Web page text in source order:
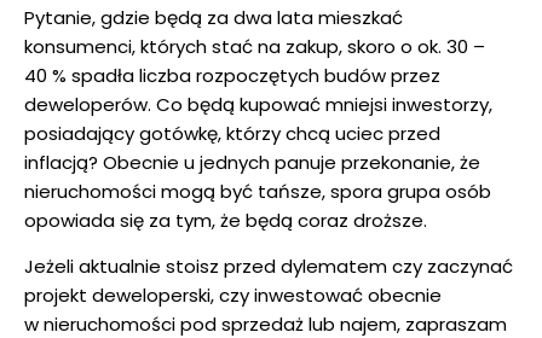
Pytanie, gdzie będą za dwa lata mieszkać
konsumenci, których stać na zakup, skoro o ok. 30 –
40 % spadła liczba rozpoczętych budów przez
deweloperów. Co będą kupować mniejsi inwestorzy,
posiadający gotówkę, którzy chcą uciec przed
inflacją? Obecnie u jednych panuje przekonanie, że
nieruchomości mogą być tańsze, spora grupa osób
opowiada się za tym, że będą coraz droższe.
Jeżeli aktualnie stoisz przed dylematem czy zaczynać
projekt deweloperski, czy inwestować obecnie
w nieruchomości pod sprzedaż lub najem, zapraszam